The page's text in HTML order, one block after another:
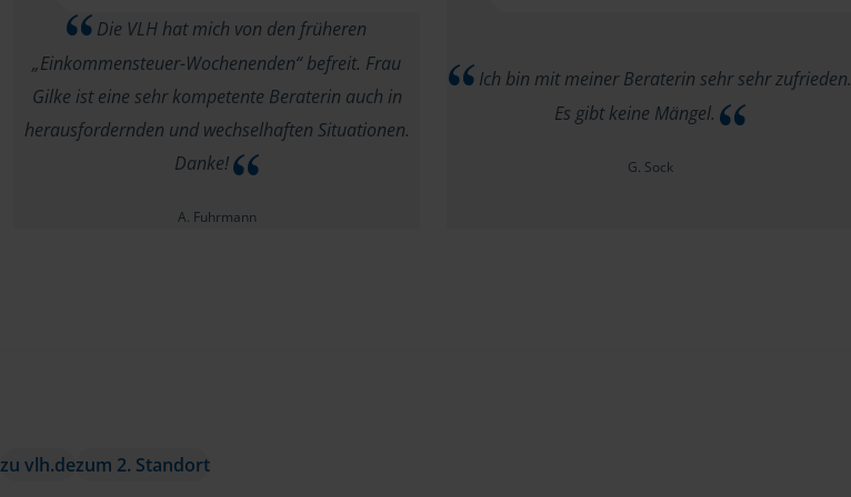
Die VLH hat mich von den früheren
„Einkommensteuer-Wochenenden“ befreit. Frau
Gilke ist eine sehr kompetente Beraterin auch in
herausfordernden und wechselhaften Situationen.
Danke!
A. Fuhrmann
Ich bin mit meiner Beraterin sehr sehr zufrieden.
Es gibt keine Mängel.
G. Sock
zu vlh.dezum 2. Standort